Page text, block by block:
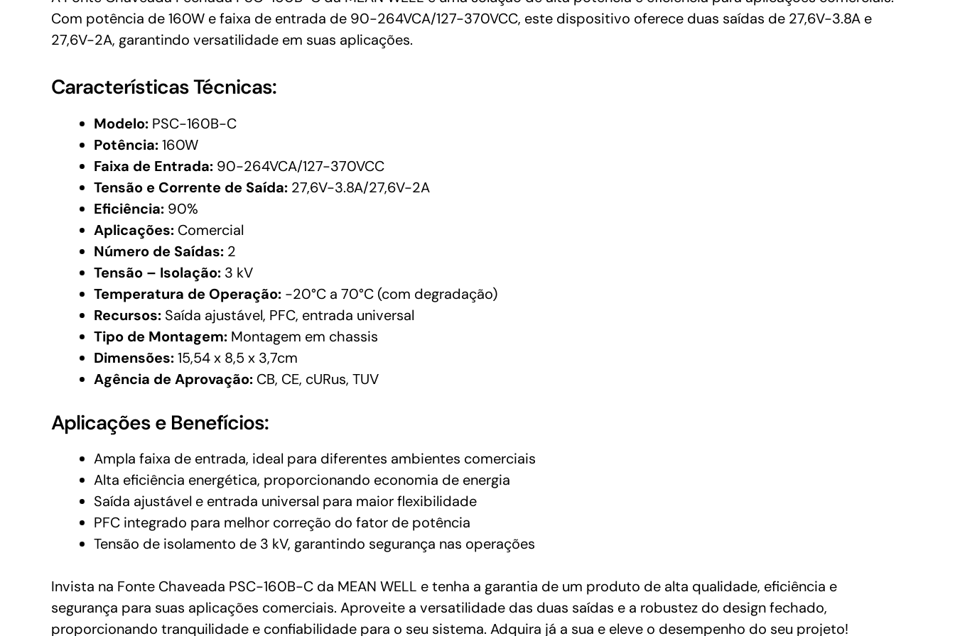
Com potência de 160W e faixa de entrada de 90-264VCA/127-370VCC, este dispositivo oferece duas saídas de 27,6V-3.8A e
27,6V-2A, garantindo versatilidade em suas aplicações.
Características Técnicas:
Modelo: PSC-160B-C
Potência:160W
Faixa de Entrada: 90-264VCA/127-370VCC
Tensão e Corrente de Saída: 27,6V-3.8A/27,6V-2A
Eficiência: 90%
Aplicações: Comercial
Número de Saídas: 2
Tensão – Isolação: 3 kV
Temperatura de Operação: -20°C a 70°C (com degradação)
Recursos: Saída ajustável, PFC, entrada universal
Tipo de Montagem: Montagem em chassis
Dimensões:15,54 x 8,5 x 3,7cm
Agência de Aprovação: CB, CE, cURus, TUV
Aplicações e Benefícios:
Ampla faixa de entrada, ideal para diferentes ambientes comerciais
Alta eficiência energética, proporcionando economia de energia
Saída ajustável e entrada universal para maior flexibilidade
PFC integrado para melhor correção do fator de potência
Tensão de isolamento de 3 kV, garantindo segurança nas operações
Invista na Fonte Chaveada PSC-160B-C da MEAN WELL e tenha a garantia de um produto de alta qualidade, eficiência e
segurança para suas aplicações comerciais. Aproveite a versatilidade das duas saídas e a robustez do design fechado,
proporcionando tranquilidade e confiabilidade para o seu sistema. Adquira já a sua e eleve o desempenho do seu projeto!